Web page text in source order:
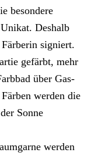
besondere
Deshalb
signiert.
gefärbt, mehr
über Gas-
werden die
Sonne
werden